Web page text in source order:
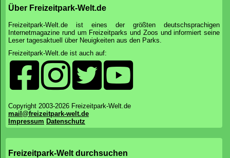
Über Freizeitpark-Welt.de
Freizeitpark-Welt.de ist eines der größten deutschsprachigen
Internetmagazine rund um Freizeitparks und Zoos und informiert seine
Leser tagesaktuell über Neuigkeiten aus den Parks.
Freizeitpark-Welt.de ist auch auf:
Copyright 2003-2026 Freizeitpark-Welt.de
mail@freizeitpark-welt.de
Impressum Datenschutz
Freizeitpark-Welt durchsuchen